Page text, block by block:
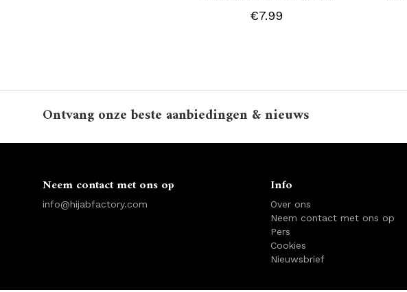
€7.99
Ontvang onze beste aanbiedingen & nieuws
Neem contact met ons op
info@hijabfactory.com
Info
Over ons
Neem contact met ons op
Pers
Cookies
Nieuwsbrief